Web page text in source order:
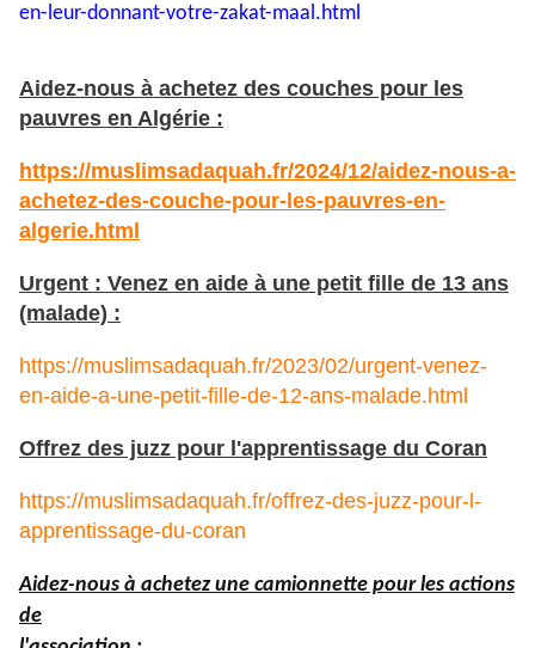
en-leur-donnant-votre-zakat-maal.html
Aidez-nous à achetez des couches pour les
pauvres en Algérie :
https://muslimsadaquah.fr/2024/12/aidez-nous-a-
achetez-des-couche-pour-les-pauvres-en-
algerie.html
Urgent : Venez en aide à une petit fille de 13 ans
(malade) :
https://muslimsadaquah.fr/2023/02/urgent-venez-
en-aide-a-une-petit-fille-de-12-ans-malade.html
Offrez des juzz pour l'apprentissage du Coran
https://muslimsadaquah.fr/offrez-des-juzz-pour-l-
apprentissage-du-coran
Aidez-nous à achetez une camionnette pour les actions
de